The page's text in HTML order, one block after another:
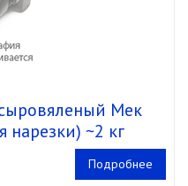
Мек
~2 кг
Подробнее